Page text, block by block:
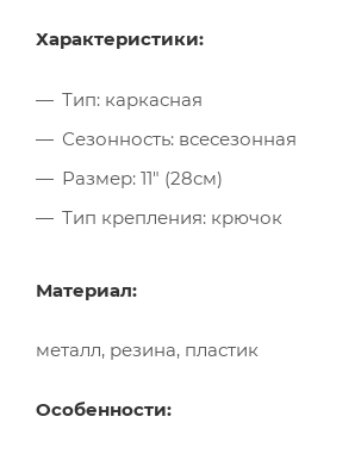
Характеристики:
Тип: каркасная
Сезонность: всесезонная
Размер: 11" (28см)
Тип крепления: крючок
Материал:
металл, резина, пластик
Особенности: